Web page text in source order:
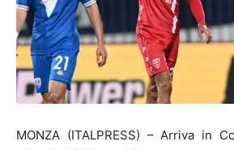
MONZA (ITALPRESS) – Arriva in